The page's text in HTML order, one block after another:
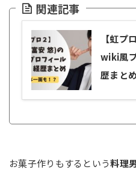
関連記事
【虹プ
wiki風
歴まと
お菓子作りもするという料理